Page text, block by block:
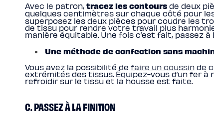
Avec le patron, tracez les contours de deux
quelques centimètres sur chaque côté pour
superposez les deux pièces pour coudre les
de tissu pour rendre votre travail plus
manière équitable. Une fois c’est fait, passez
Une méthode de confection sans
Vous avez la possibilité de faire un coussin de
extrémités des tissus. Équipez-vous d’un fer
refroidir sur le tissu et la housse est faite.
C. PASSEZ À LA FINITION